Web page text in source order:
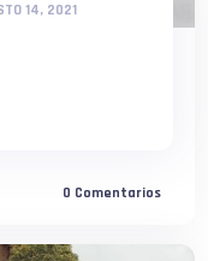
14, 2021
0 Comentarios